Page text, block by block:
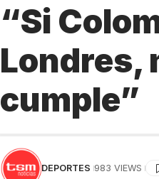
“Si
Londres,
cumple”
DEPORTES 983 VIEWS